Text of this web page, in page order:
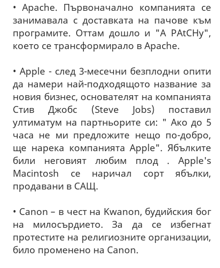
• Apache. Първоначално компанията се
занимавала с доставката на пачове към
програмите. Оттам дошло и "A PAtCHy",
което се трансформирало в Apache.
• Apple - след 3-месечни безплодни опити
да намери най-подходящото название за
новия бизнес, основателят на компанията
Стив Джобс (Steve Jobs) поставил
ултиматум на партньорите си: " Ако до 5
часа не ми предложите нещо по-добро,
ще нарека компанията Apple". Ябълките
били неговият любим плод . Apple's
Macintosh се наричал сорт ябълки,
продавани в САЩ.
• Canon – в чест на Kwanon, будийския бог
на милосърдието. За да се избегнат
протестите на религиозните организации,
било променено на Canon.